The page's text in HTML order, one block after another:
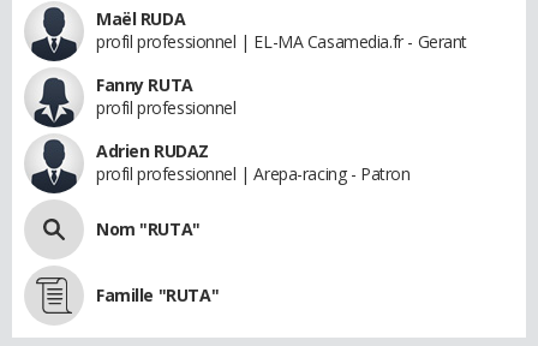
Maël RUDA
profil professionnel | EL-MA Casamedia.fr - Gerant
Fanny RUTA
profil professionnel
Adrien RUDAZ
profil professionnel | Arepa-racing - Patron
Nom "RUTA"
Famille "RUTA"